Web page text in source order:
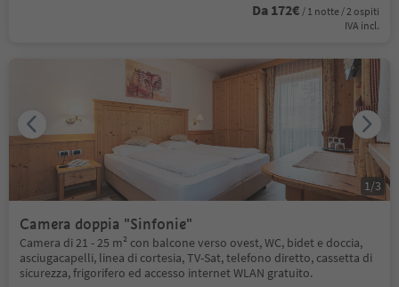
Da 172€ / 1 notte / 2 ospiti
IVA incl.
Camera doppia "Sinfonie"
Camera di 21 - 25 m² con balcone verso ovest, WC, bidet e doccia,
asciugacapelli, linea di cortesia, TV-Sat, telefono diretto, cassetta di
sicurezza, frigorifero ed accesso internet WLAN gratuito.
1/3